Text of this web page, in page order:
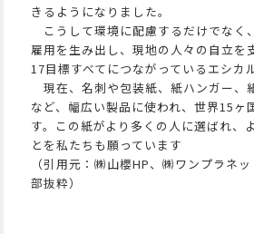
きるようになりました。
こうして環境に配慮するだけでなく
雇用を生み出し、現地の人々の自立を
17目標すべてにつながっているエシカ
現在、名刺や包装紙、紙ハンガー、
など、幅広い製品に使われ、世界15ヶ
す。この紙がより多くの人に選ばれ、
とを私たちも願っています
（引用元：㈱山櫻HP、㈱ワンプラネ
部抜粋）